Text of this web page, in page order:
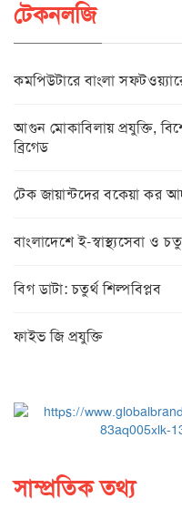
টেকনলজি
কমপিউটারে বাংলা
আগুন মোকাবিলায় প্রযুক্তি,
ব্রিগেড
টেক জায়ান্টদের বকেয়া কর
বাংলাদেশে ই-স্বাস্থ্যসেবা ও
বিগ ডাটা: চতুর্থ শিল্পবিপ্লব
ফাইভ জি প্রযুক্তি
সাম্প্রতিক তথ্য